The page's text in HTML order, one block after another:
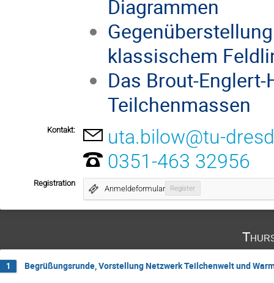
Diagrammen
klassischem
Das Brout-
Teilchenmassen
Kontakt:
uta.bilow@tu-
0351-463 32956
Registration
Anmeldeformular Register
1 Begrüßungsrunde, Vorstellung Netzwerk Teilchenwelt und